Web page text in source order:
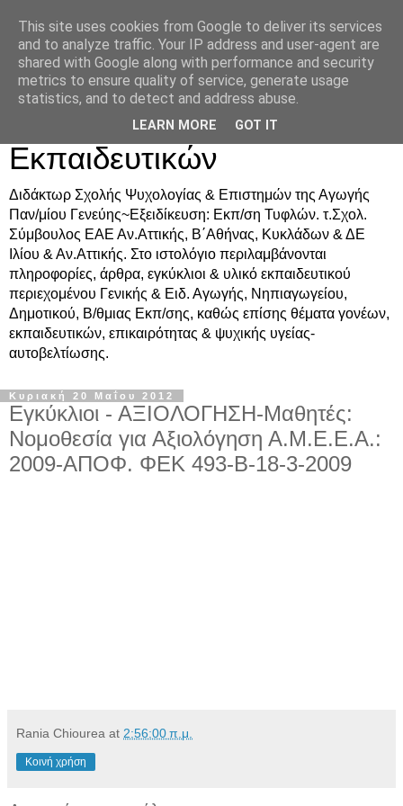
Δρ. Ράνια Χιουρέα-
Συμβουλευτική &
Υποστήριξη Γονέων &
Εκπαιδευτικών
Διδάκτωρ Σχολής Ψυχολογίας & Επιστημών της Αγωγής
Παν/μίου Γενεύης~Εξειδίκευση: Εκπ/ση Τυφλών. τ.Σχολ.
Σύμβουλος ΕΑΕ Αν.Αττικής, Β΄Αθήνας, Κυκλάδων & ΔΕ
Ιλίου & Αν.Αττικής. Στο ιστολόγιο περιλαμβάνονται
πληροφορίες, άρθρα, εγκύκλιοι & υλικό εκπαιδευτικού
περιεχομένου Γενικής & Ειδ. Αγωγής, Νηπιαγωγείου,
Δημοτικού, Β/θμιας Εκπ/σης, καθώς επίσης θέματα γονέων,
εκπαιδευτικών, επικαιρότητας & ψυχικής υγείας-
αυτοβελτίωσης.
Κυριακή 20 Μαΐου 2012
Εγκύκλιοι - ΑΞΙΟΛΟΓΗΣΗ-Μαθητές:
Νομοθεσία για Αξιολόγηση Α.Μ.Ε.Ε.Α.:
2009-AΠOΦ. ΦEK 493-B-18-3-2009
Rania Chiourea at 2:56:00 π.μ.
Κοινή χρήση
This site uses cookies from Google to deliver its services
and to analyze traffic. Your IP address and user-agent are
shared with Google along with performance and security
metrics to ensure quality of service, generate usage
statistics, and to detect and address abuse.
LEARN MORE GOT IT